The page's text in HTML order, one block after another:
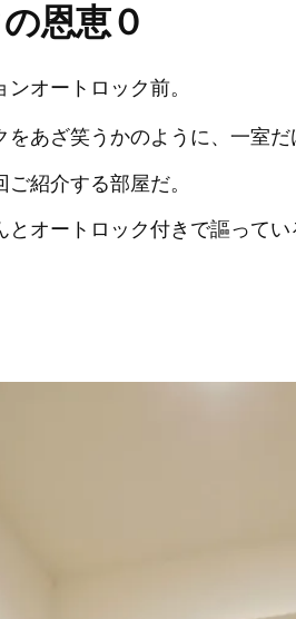
恩恵０
オートロック前。
をあざ笑うかのように、一室だ
紹介する部屋だ。
とオートロック付きで謳って